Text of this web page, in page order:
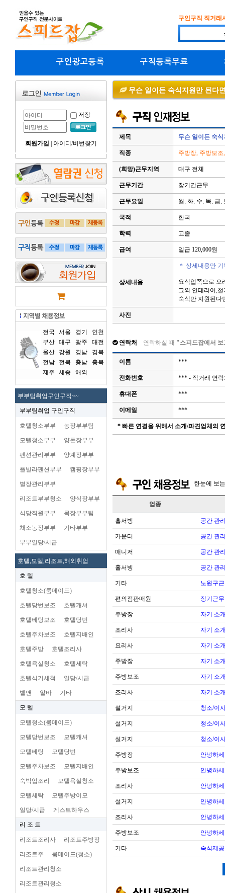
구인구직 직거래
구인광고등록 구직등록무료
저장
회원가입 아이디/비번찾기
전국 서울 경기
인천
부산 대구 광주
대전
울산
강원 경남
경북
전남
전북 충남
충북
제주
세종 해외
부부팀취업구인구직~~
부부팀취업 구인구직
호텔청소부부 농장부부팀
모텔청소부부 양돈장부부
펜션관리부부 양계장부부
플빌라펜션부부 캠핑장부부
별장관리부부
리조트부부청소 양식장부부
식당직원부부 목장부부팀
채소농장부부 기타부부
부부일당/시급
호텔,모텔,리조트,해외취업
호 텔
호텔청소(룸메이드)
호텔당번보조 호텔캐셔
호텔베팅보조 호텔당번
호텔주차보조 호텔지배인
호텔주방 호텔조리사
호텔욕실청소 호텔세탁
호텔식기세척 일당/시급
벨맨 알바 기타
모 텔
모텔청소(룸메이드)
모텔당번보조 모텔캐셔
모텔베팅 모텔당번
모텔주차보조 모텔지배인
숙박업조리 모텔욕실청소
모텔세탁 모텔주방이모
일당/시급 게스트하우스
리 조 트
리조트조리사 리조트주방장
리조트주 룸메이드(청소)
리조트관리청소
리조트관리청소
무슨 일이든 숙식지원만 된다
제목 무슨 일이든 숙
직종 주방장, 주방보
(희망)근무지역 대구 전체
근무기간 장기간근무
근무요일 월, 화, 수, 목, 금,
국적 한국
학력 고졸
급여 일급 120,000원
상세내용
＊ 상세내용만
요식업쪽으로 오
그외 인테리어,
숙식만 지원된다
사진
연락처 연락하실 때 "스피드잡에서
이름 ***
전화번호 *** - 직거래 연
휴대폰 ***
이메일 ***
* 빠른 연결을 위해서 소개/파견업체의
한눈에 보
업종
홀서빙 공간 관
카운터 공간 관
매니저 공간 관
홀서빙 공간 관
기타 노원구
편의점판매원 장기근
주방장 자기 소
조리사 자기 소
요리사 자기 소
주방장 자기 소
주방보조 자기 소
조리사 자기 소
설거지 청소/이
설거지 청소/이
설거지 청소/이
주방장 안녕하
주방보조 안녕하
조리사 안녕하
설거지 안녕하
조리사 안녕하
주방보조 안녕하
기타 숙식제